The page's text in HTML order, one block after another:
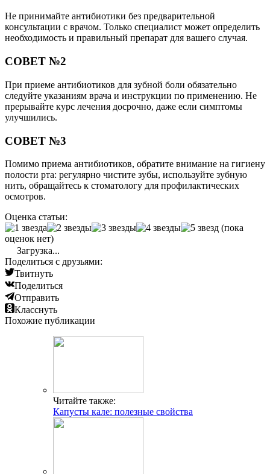
Не принимайте антибиотики без предварительной
консультации с врачом. Только специалист может определить
необходимость и правильный препарат для вашего случая.
СОВЕТ №2
При приеме антибиотиков для зубной боли обязательно
следуйте указаниям врача и инструкции по применению. Не
прерывайте курс лечения досрочно, даже если симптомы
улучшились.
СОВЕТ №3
Помимо приема антибиотиков, обратите внимание на гигиену
полости рта: регулярно чистите зубы, используйте зубную
нить, обращайтесь к стоматологу для профилактических
осмотров.
Оценка статьи:
(пока
оценок нет)
Загрузка...
Поделиться с друзьями:
Твитнуть
Поделиться
Отправить
Класснуть
Похожие публикации
Читайте также:
Капусты кале: полезные свойства